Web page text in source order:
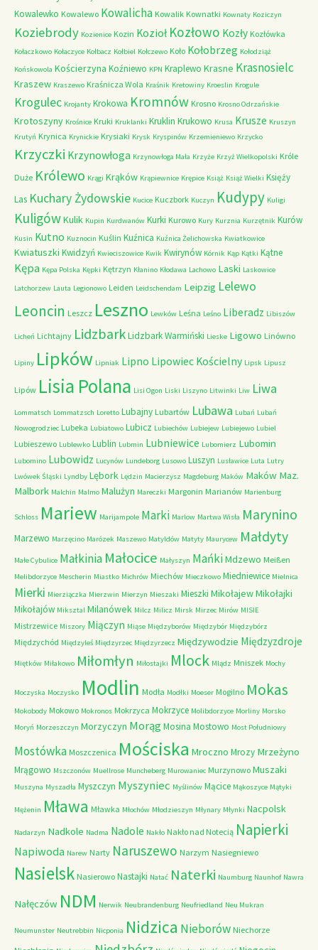
Kowalewko Kowalewo Kowalicha Kowalik Kownatki Kownaty Koziczyn
Koziebrody Kozienice Kozin Kozioł Kozłowo Kozły Kozłówka
Kołaczkowo Kołaczyce Kołbacz Kołbiel Kołczewo Koło Kołobrzeg Kołodziąż
Końskowola Kościerzyna Koźniewo KPN Kraplewo Krasne Krasnosielc
Kraszew Kraszewo Kraśnicza Wola Kraśnik Kretowiny Kroeslin Krogule
Krogulec Krojanty Krokowa Kromnów Krosno Krosno Odrzańskie
Krotoszyny Krośnice Kruki Kruklanki Kruklin Krukowo Krusa Krusze Kruszyn
Krutyń Krynica Krynickie Krysiaki Krysk Kryspinów Krzemieniewo Krzycko
Krzyczki Krzynowłoga Krzynowłoga Mała Krzyże Krzyż Wielkopolski Króle
Duże Królewo Krągi Krąków Krąpiewnice Krępice Książ Książ Wielki Księży
Las Kuchary Żydowskie Kucice Kuczbork Kuczyn Kudypy Kuligi
KuligówKulik Kupin Kurdwanów Kurki Kurowo Kury Kurznia Kurzętnik Kurów
Kusin Kutno Kuznocin Kuślin Kuźnica Kuźnica Żelichowska Kwiatkowice
Kwiatuszki Kwidzyń Kwieciszowice Kwik Kwirynów Kórnik Kąp Kątki Kątne
Kępa Kępa Polska Kępki Kętrzyn Kłanino Kłodawa Lachowo Laski Laskowice
Latchorzew Lauta Legionowo Leiden Leidschendam Leipzig Lelewo
Leoncin Leszcz Leszno Lewków Leśna Leśno Liberadz Libiszów
Licheń Lichtajny LidzbarkLidzbark Warmiński Lieske Ligowo Linówno
Lipiny Lipków Lipniak Lipno Lipowiec Kościelny Lipsk Lipusz
Lipów Lisia Polana Lisi Ogon Liski Liszyno Litwinki Liw Liwa
Lommatsch Lommatzsch Loretto Lubajny Lubartów Lubawa Lubań Lubań
Nowogrodziec Lubeka Lubiatowo Lubicz Lubiechów Lubiejew Lubiejewo Lubiel
Lubieszewo Lublewko Lublin Lubmin Lubniewice Lubomierz Lubomin
Lubomino Lubowidz Lucynów Lundeborg Lusowo Luszyn Lusławice Luta Lutry
Lwówek Śląski Lyndby Lębork Lędzin Macierzysz Magdeburg Maków Maków Maz.
Malbork Malchin Malmo Malużyn Mareczki Margonin Marianów Marienburg
Schloss Mariew Marijampole Marki Marlow Martwa Wisła Marynino
Marzewo Marzęcino Marózek Maszewo Matyldów Matyty Maurycew Małdyty
Małe Cybulice Małkinia Małocice Małyszyn MańkiMdzewo Meißen
Melibdorzyce Mescherin Miastko Michrów Miechów Mieczkowo Miedniewice Mielnica
Mierki Mierziączka Mierzwin Mierzyn Mieszaki Mieszki MikołajewMikołajki
Mikołajów Miksztal Milanówek Milcz Milicz Mirsk Mirzec Mirów MISIE
Mistrzewice Miszory Miączyn Miąse Międzyborów Międzybór Międzybórz
Międzychód Międzyleś Międzyrzec Międzyrzecz Międzywodzie Międzyzdroje
Miętków Miłakowo Miłomłyn Miłostajki Mlock Mlądz Mniszek Mochy
Moczyska Moczysko Modlin Modła Modłki Moeser Mogilno Mokas
Mokobody Mokowo Mokronos Mokrzyca Mokrzyce Molibdorzyce Morliny Morsko
Moryń Morzeszczyn Morzyczyn MorągMosina Mostowo Most Południowy
Mostówka Moszczenica Mościska Mroczno Mrozy Mrzeżyno
Mrągowo Mszczonów Muellrose Muncheberg Murowaniec Murzynowo Muszaki
Muszyna Myszadła Myszczyn Myszyniec Myślinów Mącice Mąkoszyce Mątyki
Mężenin Mława Mławka Młochów Młodzieszyn Młynary Młynki Nacpolsk
Nadarzyn Nadkole Nadma Nadole Nakło Nakło nad Notecią Napierki
Napiwoda Narew Narty Naruszewo Narzym Nasiegniewo
Nasielsk Nasierowo Nastajki Natać Naterki Naumburg Naunhof Nawra
Nałęczów NDM Nerwik Neubrandenburg Neufriedland Neu Mukran
Neumunster Neutrebbin Nicponia Nidzica Nieborów Niechorze